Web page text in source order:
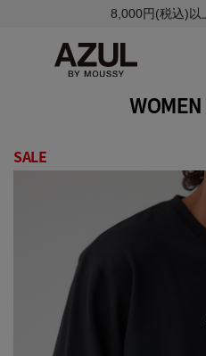
8,000円(税込)以
WOMEN
SALE